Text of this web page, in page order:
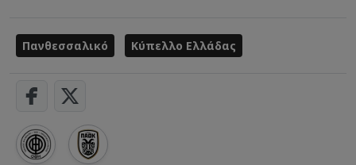
Πανθεσσαλικό Κύπελλο Ελλάδας